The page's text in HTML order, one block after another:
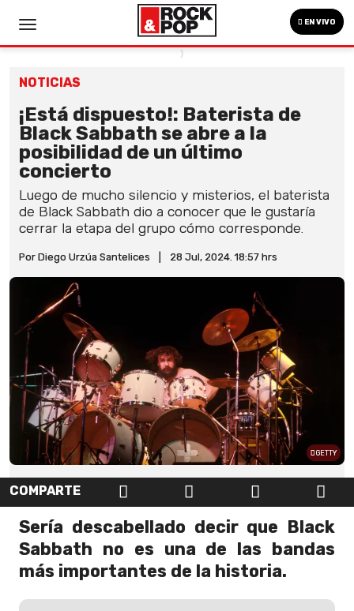
EN VIVO
NOTICIAS
¡Está dispuesto!: Baterista de
Black Sabbath se abre a la
posibilidad de un último
concierto
Luego de mucho silencio y misterios, el baterista
de Black Sabbath dio a conocer que le gustaría
cerrar la etapa del grupo cómo corresponde.
Por Diego Urzúa Santelices 28 Jul, 2024. 18:57 hrs
GETTY
COMPARTE
Sería descabellado decir que Black
Sabbath no es una de las bandas
más importantes de la historia.